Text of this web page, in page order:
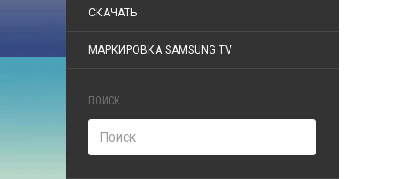
СКАЧАТЬ
МАРКИРОВКА SAMSUNG TV
ПОИСК